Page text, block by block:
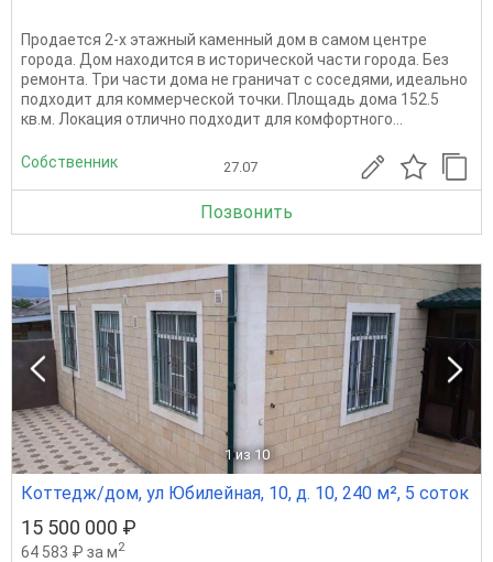
Продается 2-х этажный каменный дом в самом центре
города. Дом находится в исторической части города. Без
ремонта. Три части дома не граничат с соседями, идеально
подходит для коммерческой точки. Площадь дома 152.5
кв.м. Локация отлично подходит для комфортного...
Собственник 27.07
Позвонить
1 из 10
Коттедж/дом, ул Юбилейная, 10, д. 10, 240 м², 5 соток
15 500 000 ₽
64 583 ₽ за м2